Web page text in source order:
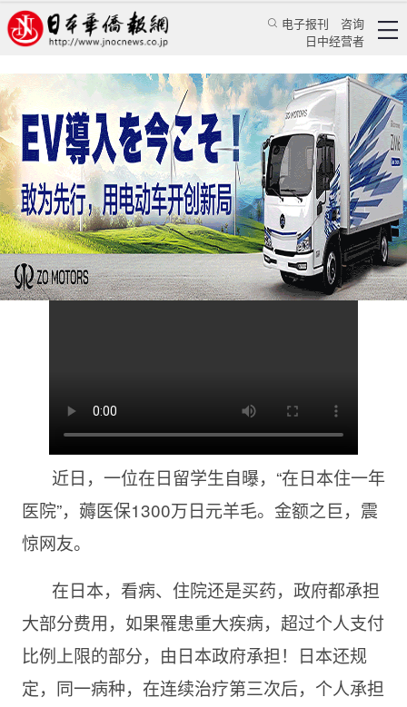
电子报刊
咨询
日中经营者
如何在日本住院净赚千万
视频 日本观察
日本新華僑通信社 2025/3/3 10:56:49
近日，一位在日留学生自曝，“在日本住一年
医院”，薅医保1300万日元羊毛。金额之巨，震
惊网友。
在日本，看病、住院还是买药，政府都承担
大部分费用，如果罹患重大疾病，超过个人支付
比例上限的部分，由日本政府承担！日本还规
定，同一病种，在连续治疗第三次后，个人承担